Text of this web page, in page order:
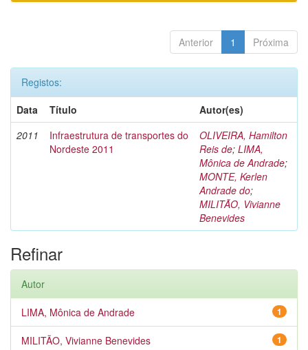
Anterior 1 Próxima
Registos:
Data
Título
Autor(es)
2011
Infraestrutura de transportes do
Nordeste 2011
OLIVEIRA, Hamilton
Reis de; LIMA,
Mônica de Andrade;
MONTE, Kerlen
Andrade do;
MILITÃO, Vivianne
Benevides
Refinar
Autor
1
LIMA, Mônica de Andrade
1
MILITÃO, Vivianne Benevides